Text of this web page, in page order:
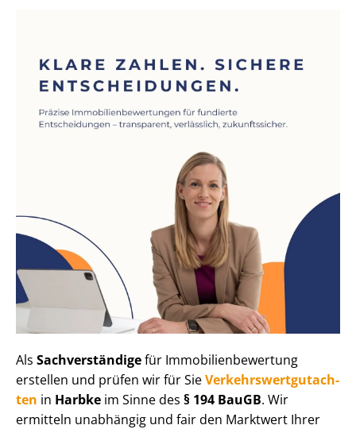
Als Sachverständigefür Im­mo­bi­li­en­be­wer­tung
erstellen und prüfen wir für SieVer­kehrs­wert­gut­ach­
ten in Harbke im Sinne des § 194 BauGB. Wir
ermitteln unabhängig und fair den Marktwert Ihrer